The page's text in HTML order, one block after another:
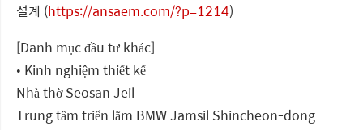
설계 (https://ansaem.com/?p=1214)
[Danh mục đầu tư khác]
• Kinh nghiệm thiết kế
Nhà thờ Seosan Jeil
Trung tâm triển lãm BMW Jamsil Shincheon-dong